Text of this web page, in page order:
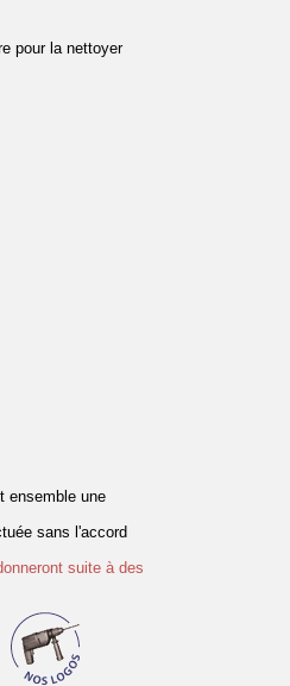
pour la nettoyer
ensemble une
sans l'accord
suite à des